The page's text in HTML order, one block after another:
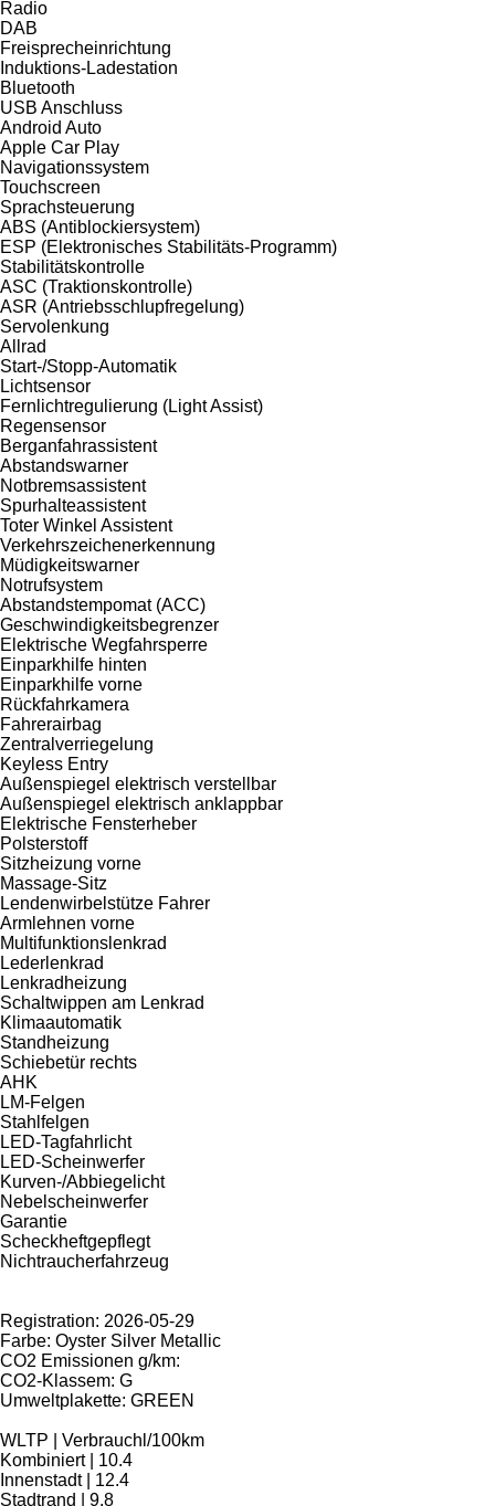
Radio
DAB
Freisprecheinrichtung
Induktions-Ladestation
Bluetooth
USB Anschluss
Android Auto
Apple Car Play
Navigationssystem
Touchscreen
Sprachsteuerung
ABS (Antiblockiersystem)
ESP (Elektronisches Stabilitäts-Programm)
Stabilitätskontrolle
ASC (Traktionskontrolle)
ASR (Antriebsschlupfregelung)
Servolenkung
Allrad
Start-/Stopp-Automatik
Lichtsensor
Fernlichtregulierung (Light Assist)
Regensensor
Berganfahrassistent
Abstandswarner
Notbremsassistent
Spurhalteassistent
Toter Winkel Assistent
Verkehrszeichenerkennung
Müdigkeitswarner
Notrufsystem
Abstandstempomat (ACC)
Geschwindigkeitsbegrenzer
Elektrische Wegfahrsperre
Einparkhilfe hinten
Einparkhilfe vorne
Rückfahrkamera
Fahrerairbag
Zentralverriegelung
Keyless Entry
Außenspiegel elektrisch verstellbar
Außenspiegel elektrisch anklappbar
Elektrische Fensterheber
Polsterstoff
Sitzheizung vorne
Massage-Sitz
Lendenwirbelstütze Fahrer
Armlehnen vorne
Multifunktionslenkrad
Lederlenkrad
Lenkradheizung
Schaltwippen am Lenkrad
Klimaautomatik
Standheizung
Schiebetür rechts
AHK
LM-Felgen
Stahlfelgen
LED-Tagfahrlicht
LED-Scheinwerfer
Kurven-/Abbiegelicht
Nebelscheinwerfer
Garantie
Scheckheftgepflegt
Nichtraucherfahrzeug
Registration: 2026-05-29
Farbe: Oyster Silver Metallic
CO2 Emissionen g/km:
CO2-Klassem: G
Umweltplakette: GREEN
WLTP | Verbrauchl/100km
Kombiniert | 10.4
Innenstadt | 12.4
Stadtrand | 9.8